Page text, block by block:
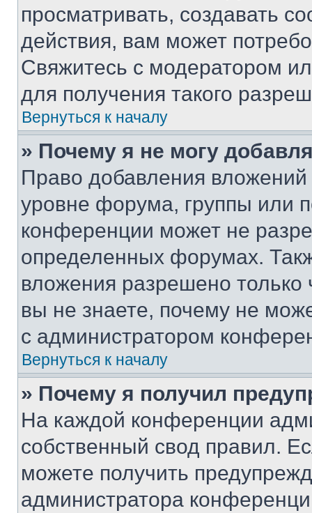
просматривать, создавать
действия, вам может
Свяжитесь с модератором
для получения такого
Вернуться к началу
» Почему я не могу
Право добавления
уровне форума, группы или
конференции может не
определенных форумах.
вложения разрешено
вы не знаете, почему не
с администратором
Вернуться к началу
» Почему я получил
На каждой конференции
собственный свод правил.
можете получить
администратора